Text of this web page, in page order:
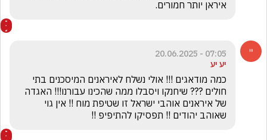
איראן יותר חמורים.
07:05 - 20.06.2025
יע יע
שאוהב יהודים !! תפסיקו להתיפיפ !!